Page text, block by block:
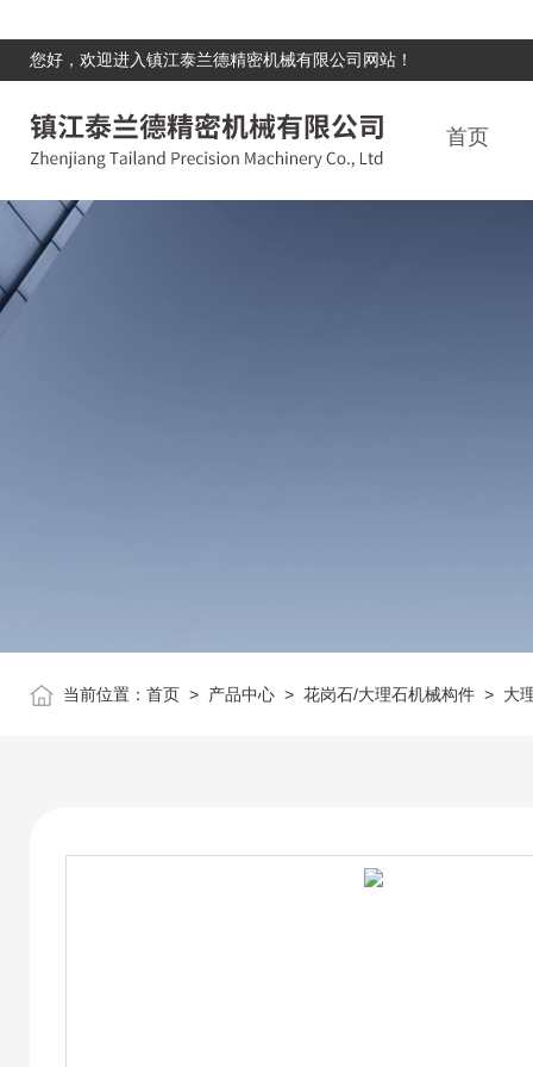
您好，欢迎进入镇江泰兰德精密机械有限公司网站！
首页
当前位置： 首页 > 产品中心 > 花岗石/大理石机械构件 > 大